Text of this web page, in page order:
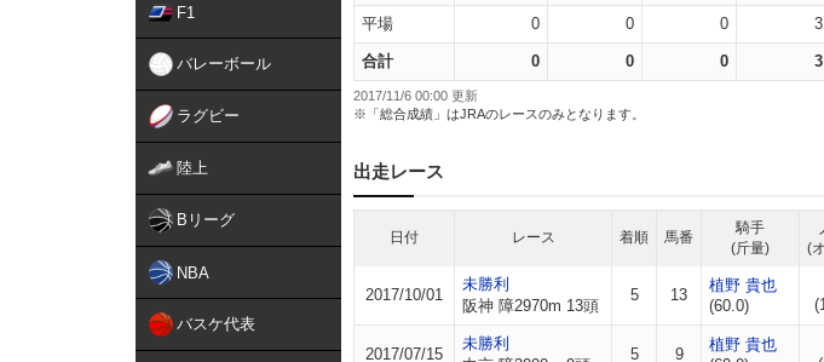
F1
バレーボール
ラグビー
陸上
Bリーグ
NBA
バスケ代表
平場 0 0 0 3
合計 0 0 0 3
2017/11/6 00:00 更新
※「総合成績」はJRAのレースのみとなります。
出走レース
日付 レース 着順 馬番
騎手
(斤量)
(
2017/10/01
未勝利
阪神 障2970m 13頭
5 13
植野 貴也
(60.0)
2017/07/15
未勝利
5 9
植野 貴也